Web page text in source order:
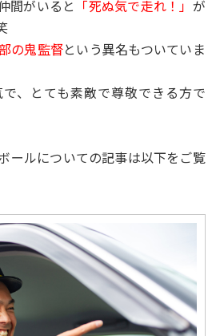
間がいると 「死ぬ気で走れ！」 が
の鬼監督という異名もついていま
、とても素敵で尊敬できる方で
ールについての記事は以下をご覧